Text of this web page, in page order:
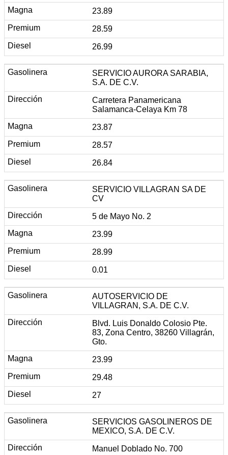
23.89
28.59
26.99
SERVICIO AURORA SARABIA,
S.A. DE C.V.
Carretera Panamericana
Salamanca-Celaya Km 78
23.87
28.57
26.84
SERVICIO VILLAGRAN SA DE
CV
5 de Mayo No. 2
23.99
28.99
0.01
AUTOSERVICIO DE
VILLAGRAN, S.A. DE C.V.
Blvd. Luis Donaldo Colosio Pte.
83, Zona Centro, 38260 Villagrán,
Gto.
23.99
29.48
27
SERVICIOS GASOLINEROS DE
MEXICO, S.A. DE C.V.
Manuel Doblado No. 700